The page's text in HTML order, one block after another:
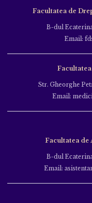
Facultatea de
B-dul
Email:
Str. Gheorghe
Email:
Facultatea de
B-dul
Email: